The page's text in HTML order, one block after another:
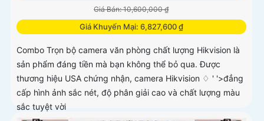
Giá Bán: 10,600,000 ₫
Giá Khuyến Mại: 6,827,600 ₫
Combo Trọn bộ camera văn phòng chất lượng Hikvision là
sản phẩm đáng tiền mà bạn không thể bỏ qua. Được
thương hiệu USA chứng nhận, camera Hikvision ♢ ' '>đẳng
cấp hình ảnh sắc nét, độ phân giải cao và chất lượng màu
sắc tuyệt vời